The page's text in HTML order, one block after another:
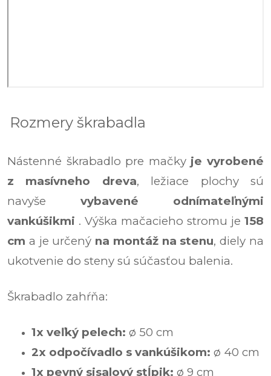
Rozmery škrabadla
Nástenné škrabadlo pre mačky je vyrobené
z masívneho dreva, ležiace plochy sú
navyše vybavené odnímateľnými
vankúšikmi . Výška mačacieho stromu je 158
cm a je určený na montáž na stenu,diely na
ukotvenie do steny sú súčasťou balenia.
Škrabadlo zahŕňa:
1x veľký pelech: ø 50 cm
2x odpočívadlo s vankúšikom: ø 40 cm
1x pevný sisalový stĺpik: ø 9 cm